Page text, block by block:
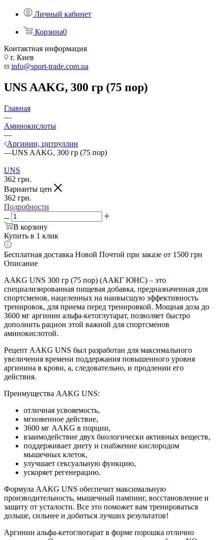
Личный кабинет
Корзина0
Контактная информация
г. Киев
info@sport-trade.com.ua
UNS AAKG, 300 гр (75 пор)
Главная
—
Аминокислоты
—
Аргинин, цитруллин
—UNS AAKG, 300 гр (75 пор)
UNS
362 грн.
Варианты цен
362 грн.
Подробности
В корзину
Купить в 1 клик
Бесплатная доставка Новой Почтой при заказе от 1500 грн
Описание
AAKG UNS 300 гр (75 пор) (ААКГ ЮНС) – это
специализированная пищевая добавка, предназначенная для
спортсменов, нацеленных на наивысшую эффективность
тренировок, для приема перед тренировкой. Мощная доза до
3600 мг аргинин альфа-кетоглутарат, позволяет быстро
дополнить рацион этой важной для спортсменов
аминокислотой.
Рецепт AAKG UNS был разработан для максимального
увеличения времени поддержания повышенного уровня
аргинина в крови, а, следовательно, и продлении его
действия.
Преимущества AAKG UNS:
отличная усвояемость,
мгновенное действие,
3600 мг AAKG в порции,
взаимодействие двух биологически активных веществ,
поддерживает диету и снабжение кислородом
мышечных клеток,
улучшает сексуальную функцию,
ускоряет регенерацию.
Формула AAKG UNS обеспечит максимальную
производительность, мышечный пампинг, восстановление и
защиту от усталости. Все это поможет вам тренироваться
дольше, сильнее и добиться лучших результатов!
Аргинин альфа-кетоглютарат в форме порошка отлично